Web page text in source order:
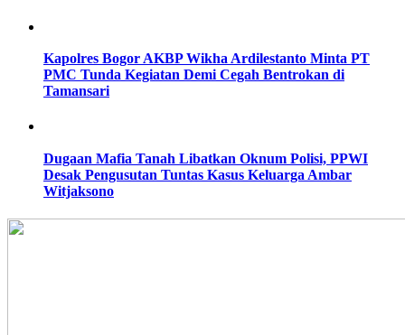
Kapolres Bogor AKBP Wikha Ardilestanto Minta PT
PMC Tunda Kegiatan Demi Cegah Bentrokan di
Tamansari
Dugaan Mafia Tanah Libatkan Oknum Polisi, PPWI
Desak Pengusutan Tuntas Kasus Keluarga Ambar
Witjaksono